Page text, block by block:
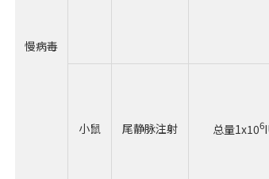
慢病毒
小鼠 尾静脉注射 总量1x106